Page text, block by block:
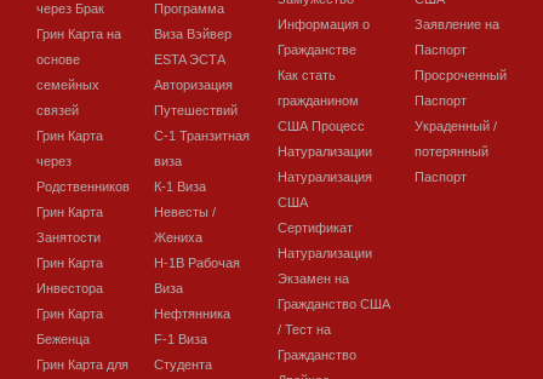
через Брак
Грин Карта на
основе
семейных
связей
Грин Карта
через
Родственников
Грин Карта
Занятости
Грин Карта
Инвестора
Грин Карта
Беженца
Грин Карта для
Программа
Виза Вэйвер
ESTA ЭСТА
Авторизация
Путешествий
C-1 Транзитная
виза
К-1 Виза
Невесты /
Жениха
H-1B Рабочая
Виза
Нефтянника
F-1 Виза
Студента
Информация о
Гражданстве
Как стать
гражданином
США Процесс
Натурализации
Натурализация
США
Сертификат
Натурализации
Экзамен на
Гражданство США
/ Тест на
Гражданство
Заявление на
Паспорт
Просроченный
Паспорт
Украденный /
потерянный
Паспорт